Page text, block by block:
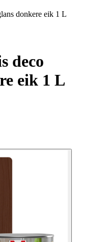
donkere eik 1 L
deco
eik 1 L